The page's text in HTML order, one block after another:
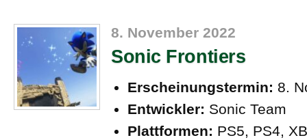
8. November 2022
Sonic Frontiers
Erscheinungstermin: 8.
Entwickler: Sonic Team
Plattformen: PS5, PS4,